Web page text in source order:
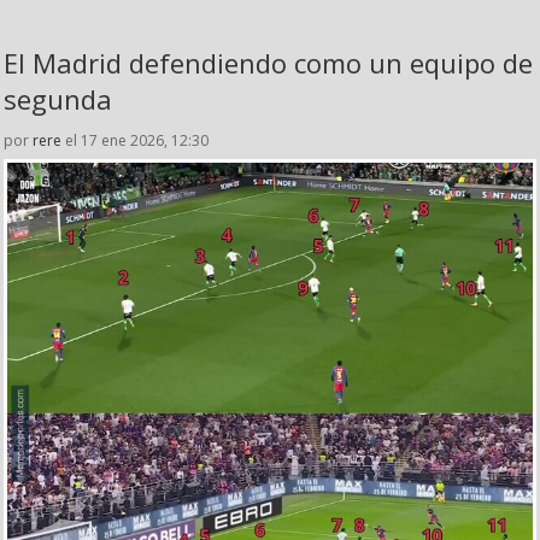
El Madrid defendiendo como un equipo de
segunda
por rere el 17 ene 2026, 12:30